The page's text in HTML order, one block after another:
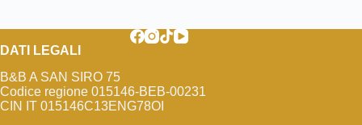
DATI LEGALI
B&B A SAN SIRO 75
Codice regione 015146-BEB-00231
CIN IT 015146C13ENG78OI